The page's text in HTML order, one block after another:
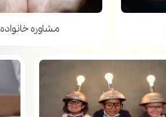
مشاوره خانواده